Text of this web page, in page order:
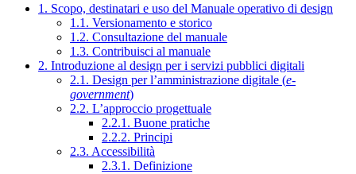
1. Scopo, destinatari e uso del Manuale operativo di design
1.1. Versionamento e storico
1.2. Consultazione del manuale
1.3. Contribuisci al manuale
2. Introduzione al design per i servizi pubblici digitali
2.1. Design per l’amministrazione digitale (e-
government)
2.2. L’approccio progettuale
2.2.1. Buone pratiche
2.2.2. Principi
2.3. Accessibilità
2.3.1. Definizione